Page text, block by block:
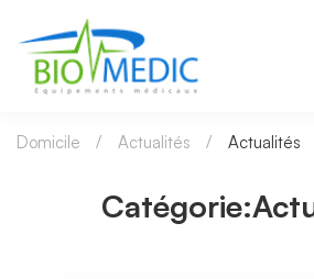
Domicile Actualités Actualités